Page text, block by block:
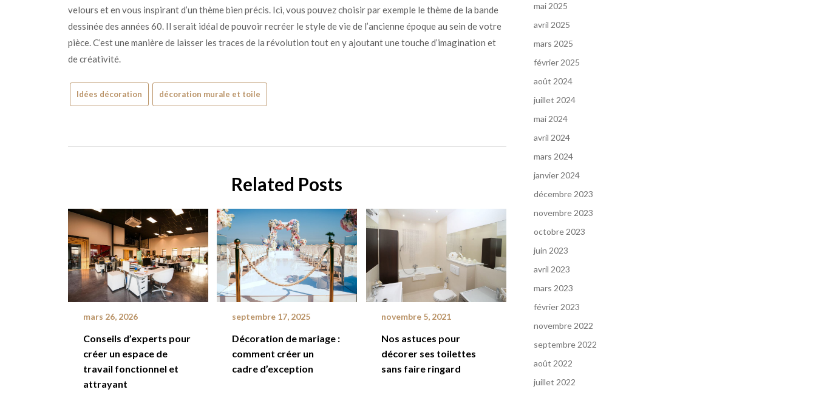
velours et en vous inspirant d’un thème bien précis. Ici, vous pouvez choisir par exemple le thème de la bande
dessinée des années 60. Il serait idéal de pouvoir recréer le style de vie de l’ancienne époque au sein de votre
pièce. C’est une manière de laisser les traces de la révolution tout en y ajoutant une touche d’imagination et
de créativité.
Idées décoration décoration murale et toile
Related Posts
mars 26, 2026
Conseils d’experts pour
créer un espace de
travail fonctionnel et
attrayant
septembre 17, 2025
Décoration de mariage :
comment créer un
cadre d’exception
novembre 5, 2021
Nos astuces pour
décorer ses toilettes
sans faire ringard
mai 2025
avril 2025
mars 2025
février 2025
août 2024
juillet 2024
mai 2024
avril 2024
mars 2024
janvier 2024
décembre 2023
novembre 2023
octobre 2023
juin 2023
avril 2023
mars 2023
février 2023
novembre 2022
septembre 2022
août 2022
juillet 2022